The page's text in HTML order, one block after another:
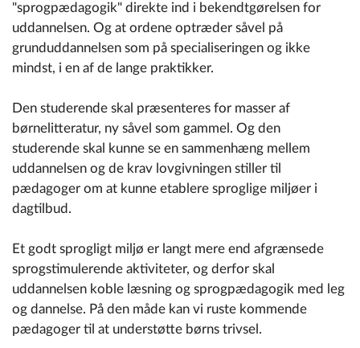
"sprogpædagogik" direkte ind i bekendtgørelsen for
uddannelsen. Og at ordene optræder såvel på
grunduddannelsen som på specialiseringen og ikke
mindst, i en af de lange praktikker.
Den studerende skal præsenteres for masser af
børnelitteratur, ny såvel som gammel. Og den
studerende skal kunne se en sammenhæng mellem
uddannelsen og de krav lovgivningen stiller til
pædagoger om at kunne etablere sproglige miljøer i
dagtilbud.
Et godt sprogligt miljø er langt mere end afgrænsede
sprogstimulerende aktiviteter, og derfor skal
uddannelsen koble læsning og sprogpædagogik med leg
og dannelse. På den måde kan vi ruste kommende
pædagoger til at understøtte børns trivsel.